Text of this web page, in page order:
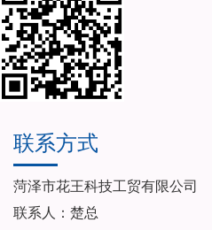
联系方式
菏泽市花王科技工贸有限公司
联系人：楚总